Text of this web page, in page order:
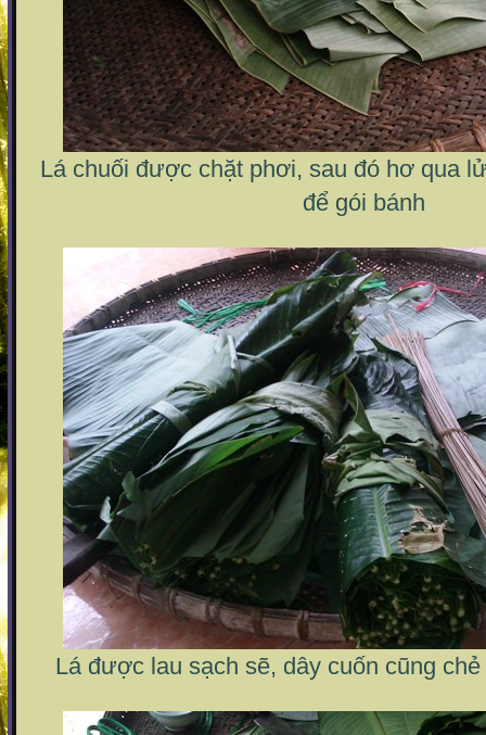
Lá chuối được chặt phơi, sau đó hơ qua
để gói bánh
Lá được lau sạch sẽ, dây cuốn cũng